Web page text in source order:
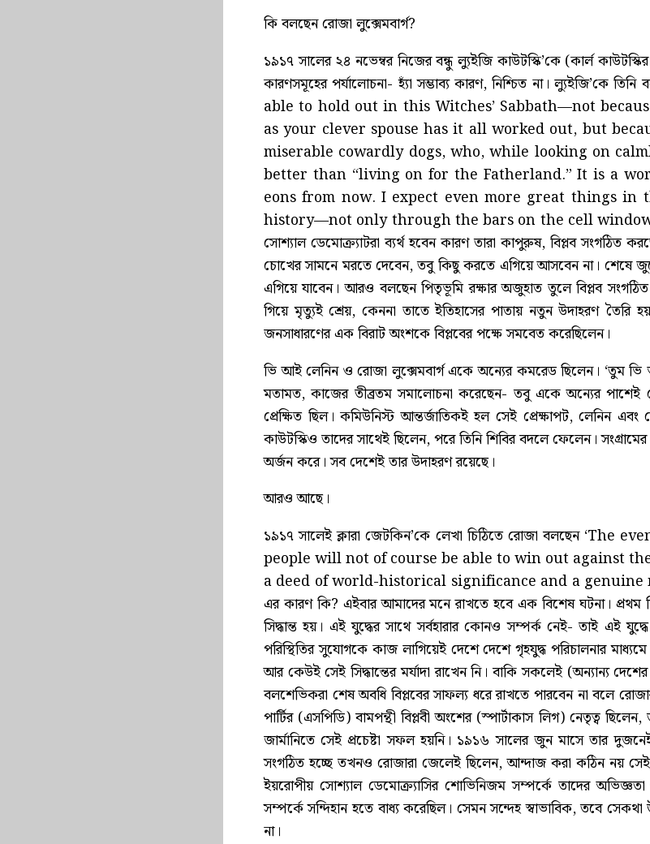
কি বলছেন রোজা লুক্সেমবার্গ?
১৯১৭ সালের ২৪ নভেম্বর নিজের বন্ধু ল্যুইজি কাউটস্কি’কে (কার্ল কাউটস্কির
কারণসমূহের পর্যালোচনা- হ্যাঁ সম্ভাব্য কারণ, নিশ্চিত না।
able to hold out in this Witches’ Sabbath—not
as your clever spouse has it all worked out, but
miserable cowardly dogs, who, while looking on
better than “living on for the Fatherland.” It is a
eons from now. I expect even more great things
history—not only through the bars on the cell window’! অর্থাৎ
সোশ্যাল ডেমোক্র্যাটরা ব্যর্থ হবেন কারণ তারা কাপুরুষ, বিপ্লব সংগঠিত
চোখের সামনে মরতে দেবেন, তবু কিছু করতে এগিয়ে আসবেন না। শেষে
এগিয়ে যাবেন। আরও বলছেন পিতৃভূমি রক্ষার অজুহাত তুলে বিপ্লব
গিয়ে মৃত্যুই শ্রেয়, কেননা তাতে ইতিহাসের পাতায় নতুন উদাহরণ
জনসাধারণের এক বিরাট অংশকে বিপ্লবের পক্ষে সমবেত করেছিলেন।
ভি আই লেনিন ও রোজা লুক্সেমবার্গ একে অন্যের কমরেড ছিলেন। ‘তুম
মতামত, কাজের তীব্রতম সমালোচনা করেছেন- তবু একে অন্যের
প্রেক্ষিত ছিল। কমিউনিস্ট আন্তর্জাতিকই হল সেই প্রেক্ষাপট, লেনিন এবং
কাউটস্কিও তাদের সাথেই ছিলেন, পরে তিনি শিবির বদলে ফেলেন।
অর্জন করে। সব দেশেই তার উদাহরণ রয়েছে।
আরও আছে।
১৯১৭ সালেই ক্লারা জেটকিন’কে লেখা চিঠিতে রোজা বলছেন
people will not of course be able to win out against
a deed of world-historical significance and a genuine
এর কারণ কি? এইবার আমাদের মনে রাখতে হবে এক বিশেষ ঘটনা। প্রথম
সিদ্ধান্ত হয়। এই যুদ্ধের সাথে সর্বহারার কোনও সম্পর্ক নেই- তাই এই
পরিস্থিতির সুযোগকে কাজ লাগিয়েই দেশে দেশে গৃহযুদ্ধ পরিচালনার মাধ্যমে
আর কেউই সেই সিদ্ধান্তের মর্যাদা রাখেন নি। বাকি সকলেই (অন্যান্য
বলশেভিকরা শেষ অবধি বিপ্লবের সাফল্য ধরে রাখতে পারবেন না বলে
পার্টির (এসপিডি) বামপন্থী বিপ্লবী অংশের (স্পার্টাকাস লিগ) নেতৃত্ব
জার্মানিতে সেই প্রচেষ্টা সফল হয়নি। ১৯১৬ সালের জুন মাসে তার
সংগঠিত হচ্ছে তখনও রোজারা জেলেই ছিলেন, আন্দাজ করা কঠিন নয়
ইয়রোপীয় সোশ্যাল ডেমোক্র্যাসির শোভিনিজম সম্পর্কে তাদের
সম্পর্কে সন্দিহান হতে বাধ্য করেছিল। সেমন সন্দেহ স্বাভাবিক, তবে
না।